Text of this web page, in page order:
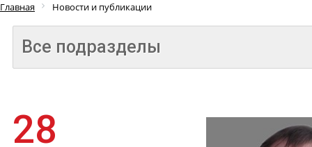
Главная Новости и публикации
28
Все подразделы